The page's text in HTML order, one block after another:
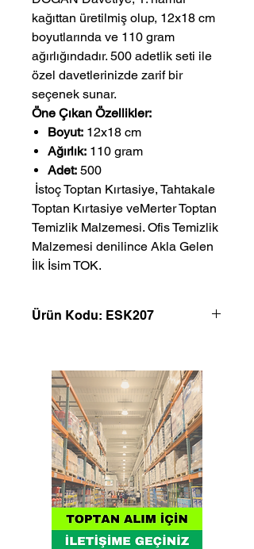
kağıttan üretilmiş olup, 12x18 cm
boyutlarında ve 110 gram
ağırlığındadır. 500 adetlik seti ile
özel davetlerinizde zarif bir
seçenek sunar.
Öne Çıkan Özellikler:
Boyut: 12x18 cm
Ağırlık: 110 gram
Adet: 500
Toptan Kırtasiye veMerter Toptan
Temizlik Malzemesi. Ofis Temizlik
Malzemesi denilince Akla Gelen
İlk İsim TOK.
Ürün Kodu: ESK207